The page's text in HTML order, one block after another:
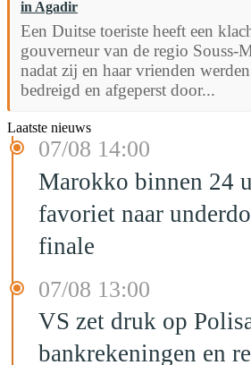
in Agadir
Een Duitse toeriste heeft een
gouverneur van de regio Souss-
nadat zij en haar vrienden
bedreigd en afgeperst door...
Laatste nieuws
07/08 14:00
Marokko binnen 24
favoriet naar
finale
07/08 13:00
VS zet druk op
bankrekeningen en